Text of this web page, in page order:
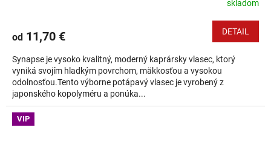
skladom
od 11,70 € DETAIL
Synapse je vysoko kvalitný, moderný kaprársky vlasec, ktorý
vyniká svojím hladkým povrchom, mäkkosťou a vysokou
odolnosťou.Tento výborne potápavý vlasec je vyrobený z
japonského kopolyméru a ponúka...
VIP